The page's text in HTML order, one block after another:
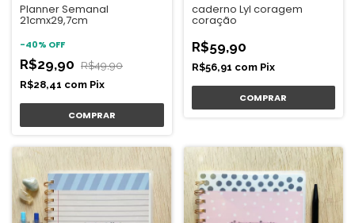
Planner Semanal
21cmx29,7cm
-40% OFF
R$29,90 R$49,90
R$28,41 com Pix
caderno Lyl coragem
coração
R$59,90
R$56,91 com Pix